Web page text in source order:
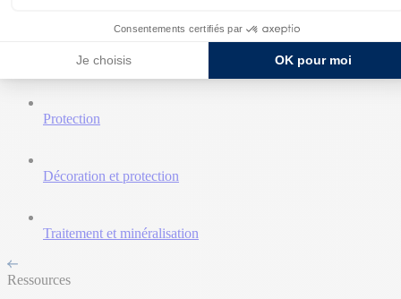
Nettoyant et décapant
Protection
Décoration et protection
Traitement et minéralisation
Ressources
Consentements certifiés par
Je choisis OK pour moi